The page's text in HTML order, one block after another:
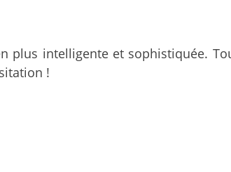
intelligente et sophistiquée.
!